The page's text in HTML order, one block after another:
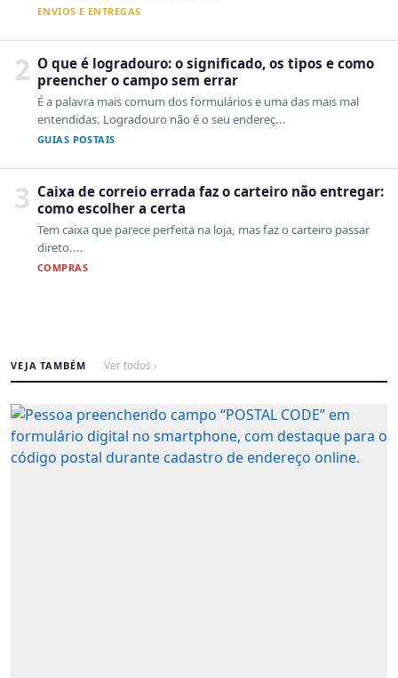
ENVIOS E ENTREGAS
2 O que é logradouro: o significado, os tipos e como
preencher o campo sem errar
É a palavra mais comum dos formulários e uma das mais mal
entendidas. Logradouro não é o seu endereç...
GUIAS POSTAIS
3 Caixa de correio errada faz o carteiro não entregar:
como escolher a certa
Tem caixa que parece perfeita na loja, mas faz o carteiro passar
direto....
COMPRAS
VEJA TAMBÉM Ver todos ›